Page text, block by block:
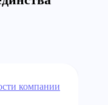
компании